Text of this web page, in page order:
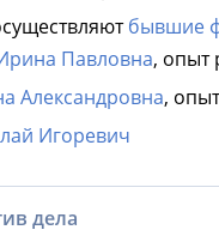
бывшие
Павловна, опыт
Александровна,
Игоревич
дела